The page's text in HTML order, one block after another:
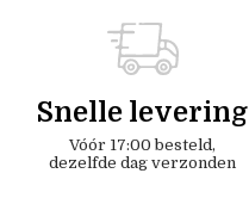
Snelle levering
Vóór 17:00 besteld,
dezelfde dag verzonden